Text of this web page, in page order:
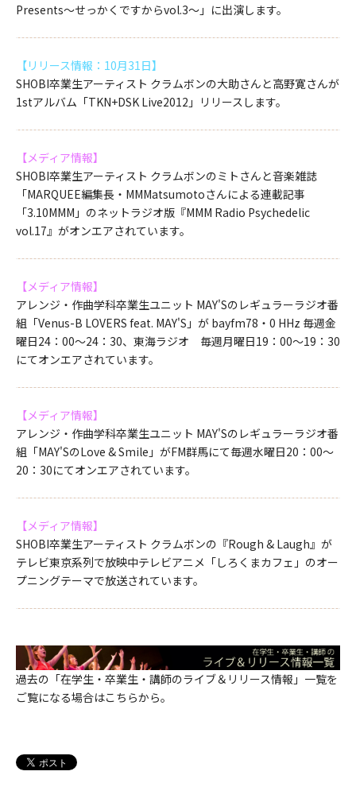
Presents～せっかくですからvol.3～」に出演します。
【リリース情報：10月31日】
SHOBI卒業生アーティスト クラムボンの大助さんと高野寛さんが
1stアルバム「TKN+DSK Live2012」リリースします。
【メディア情報】
SHOBI卒業生アーティスト クラムボンのミトさんと音楽雑誌
「MARQUEE編集長・MMMatsumotoさんによる連載記事
「3.10MMM」のネットラジオ版『MMM Radio Psychedelic
vol.17』がオンエアされています。
【メディア情報】
アレンジ・作曲学科卒業生ユニット MAY'Sのレギュラーラジオ番
組「Venus-B LOVERS feat. MAY'S」が bayfm78・0 HHz 毎週金
曜日24：00～24：30、東海ラジオ 毎週月曜日19：00～19：30
にてオンエアされています。
【メディア情報】
アレンジ・作曲学科卒業生ユニット MAY'Sのレギュラーラジオ番
組「MAY'SのLove & Smile」がFM群馬にて毎週水曜日20：00～
20：30にてオンエアされています。
【メディア情報】
SHOBI卒業生アーティスト クラムボンの『Rough & Laugh』が
テレビ東京系列で放映中テレビアニメ「しろくまカフェ」のオー
プニングテーマで放送されています。
過去の「在学生・卒業生・講師のライブ＆リリース情報」一覧を
ご覧になる場合はこちらから。